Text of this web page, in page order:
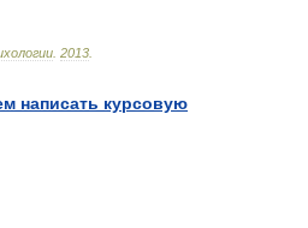
2013
написать курсовую